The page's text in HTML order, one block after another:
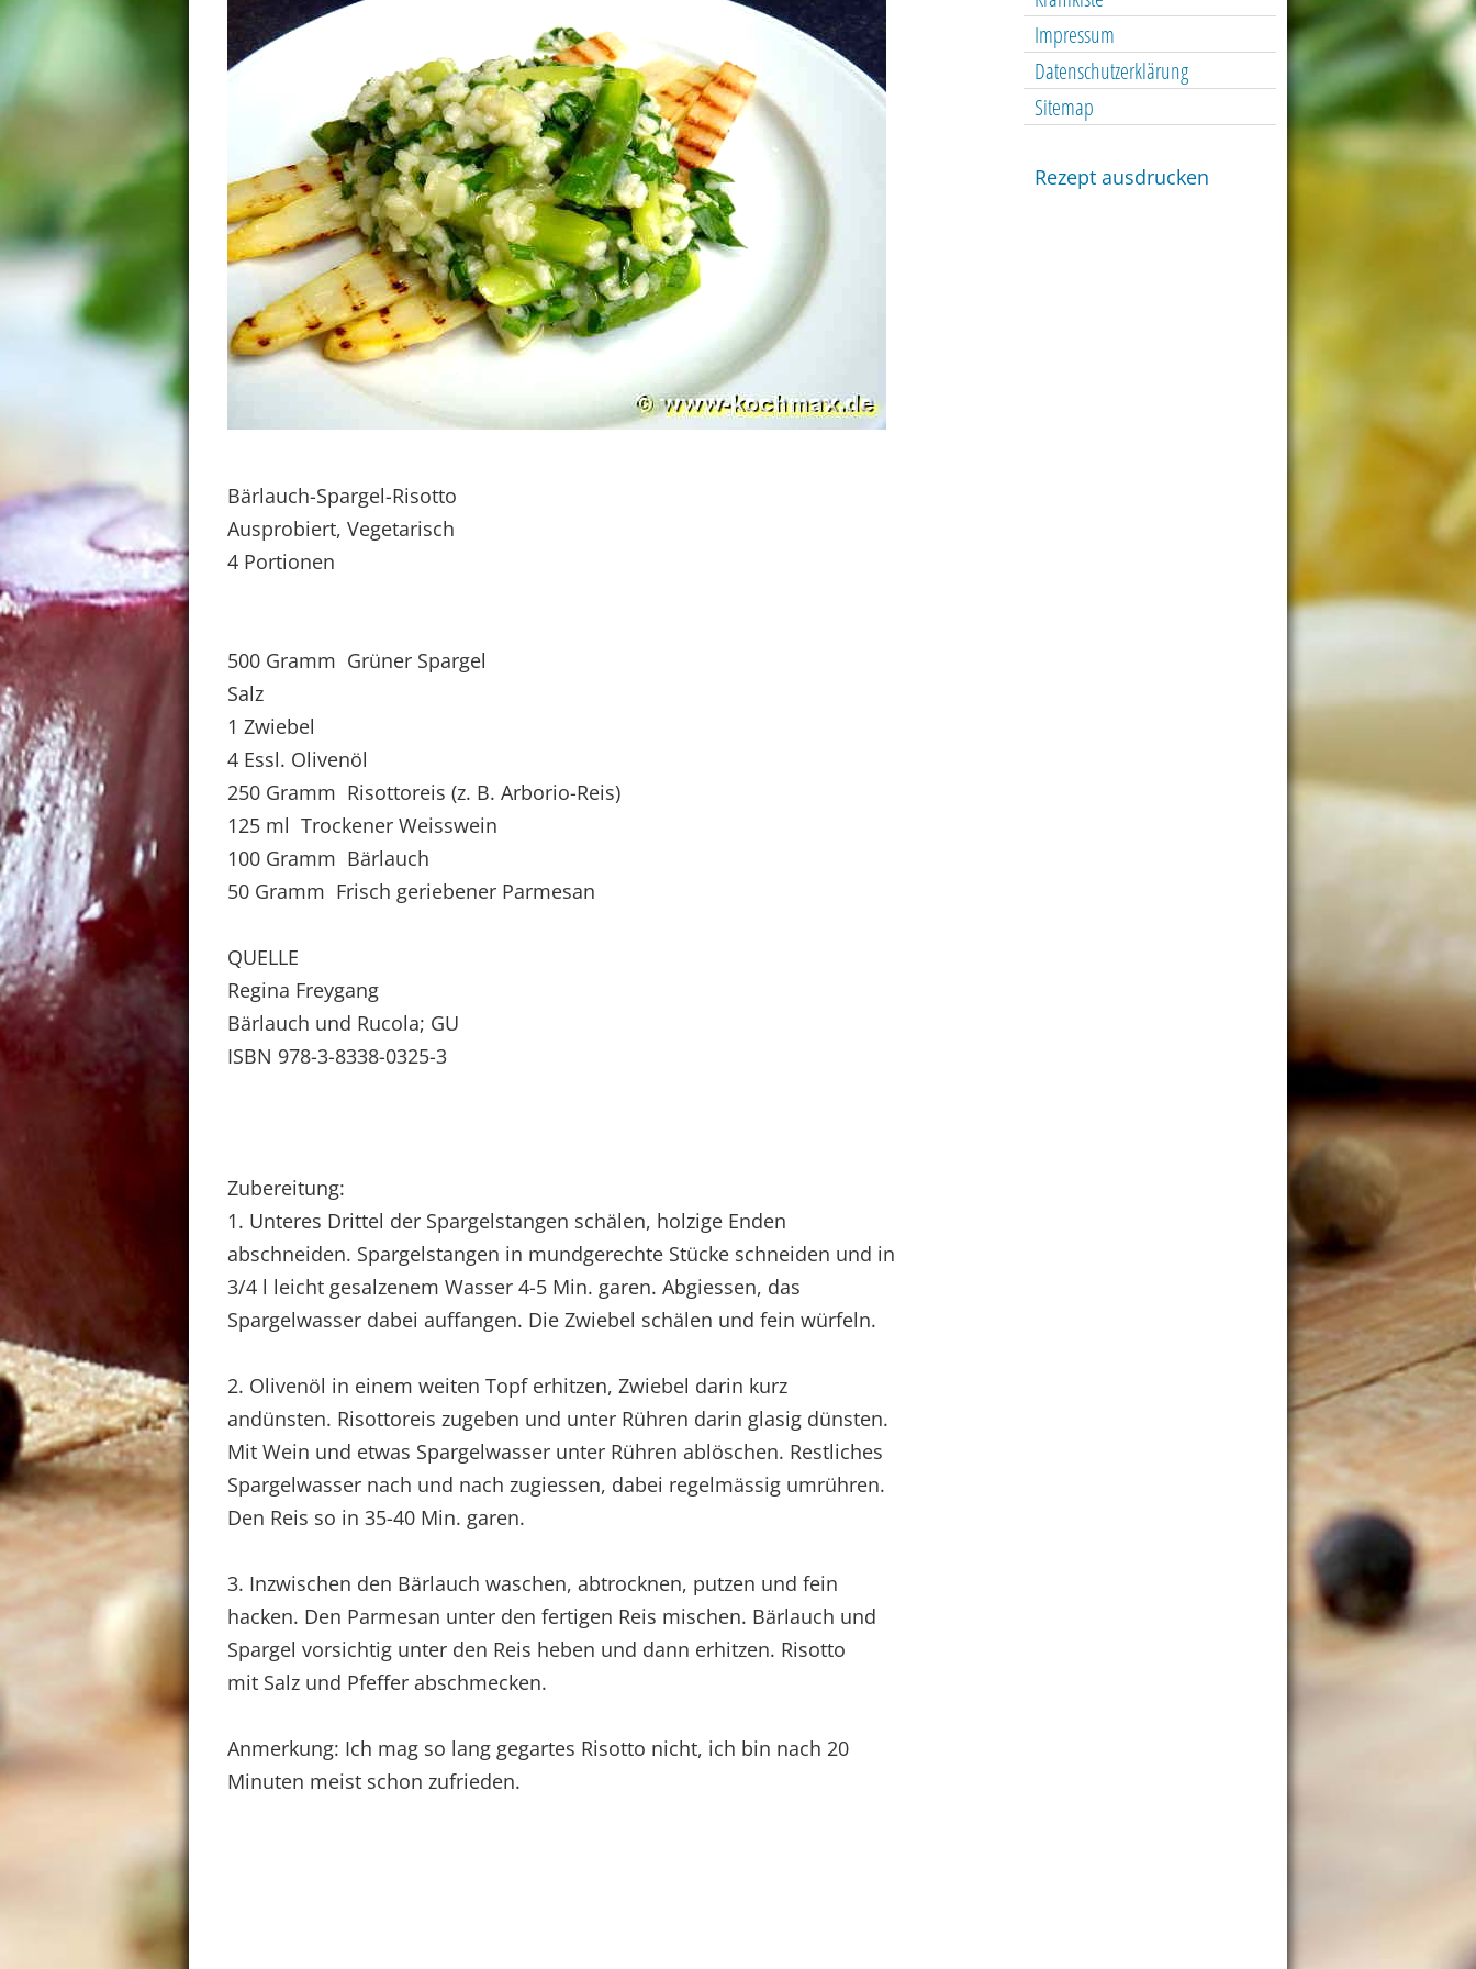
Impressum
Datenschutzerklärung
Sitemap
Rezept ausdrucken
Bärlauch-Spargel-Risotto
Ausprobiert, Vegetarisch
4 Portionen
500 Gramm Grüner Spargel
Salz
1 Zwiebel
4 Essl. Olivenöl
250 Gramm Risottoreis (z. B. Arborio-Reis)
125 ml Trockener Weisswein
100 Gramm Bärlauch
50 Gramm Frisch geriebener Parmesan
QUELLE
Regina Freygang
Bärlauch und Rucola; GU
ISBN 978-3-8338-0325-3
Zubereitung:
1. Unteres Drittel der Spargelstangen schälen, holzige Enden
abschneiden. Spargelstangen in mundgerechte Stücke schneiden und in
3/4 l leicht gesalzenem Wasser 4-5 Min. garen. Abgiessen, das
Spargelwasser dabei auffangen. Die Zwiebel schälen und fein würfeln.
2. Olivenöl in einem weiten Topf erhitzen, Zwiebel darin kurz
andünsten. Risottoreis zugeben und unter Rühren darin glasig dünsten.
Mit Wein und etwas Spargelwasser unter Rühren ablöschen. Restliches
Spargelwasser nach und nach zugiessen, dabei regelmässig umrühren.
Den Reis so in 35-40 Min. garen.
3. Inzwischen den Bärlauch waschen, abtrocknen, putzen und fein
hacken. Den Parmesan unter den fertigen Reis mischen. Bärlauch und
Spargel vorsichtig unter den Reis heben und dann erhitzen. Risotto
mit Salz und Pfeffer abschmecken.
Anmerkung: Ich mag so lang gegartes Risotto nicht, ich bin nach 20
Minuten meist schon zufrieden.